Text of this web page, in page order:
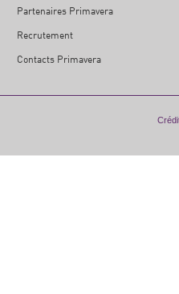
Partenaires Primavera
Recrutement
Contacts Primavera